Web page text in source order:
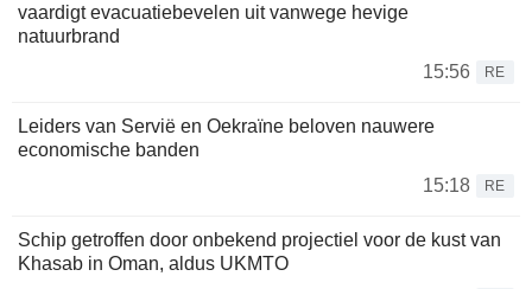
vaardigt evacuatiebevelen uit vanwege hevige
natuurbrand
15:56
RE
Leiders van Servië en Oekraïne beloven nauwere
economische banden
15:18
RE
Schip getroffen door onbekend projectiel voor de kust van
Khasab in Oman, aldus UKMTO